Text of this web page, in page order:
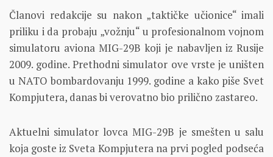
Članovi redakcije su nakon „taktičke učionice“ imali
priliku i da probaju „vožnju“ u profesionalnom vojnom
simulatoru aviona MIG-29B koji je nabavljen iz Rusije
2009. godine. Prethodni simulator ove vrste je uništen
u NATO bombardovanju 1999. godine a kako piše Svet
Kompjutera, danas bi verovatno bio prilično zastareo.
Aktuelni simulator lovca MIG-29B je smešten u salu
koja goste iz Sveta Kompjutera na prvi pogled podseća